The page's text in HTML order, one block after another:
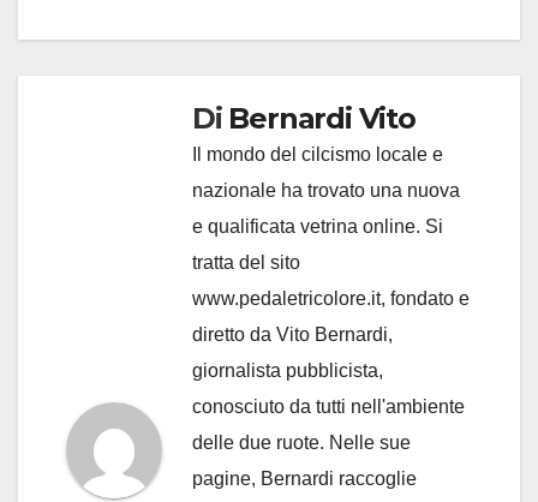
Di Bernardi Vito
Il mondo del cilcismo locale e
nazionale ha trovato una nuova
e qualificata vetrina online. Si
tratta del sito
www.pedaletricolore.it, fondato e
diretto da Vito Bernardi,
giornalista pubblicista,
conosciuto da tutti nell'ambiente
delle due ruote. Nelle sue
pagine, Bernardi raccoglie